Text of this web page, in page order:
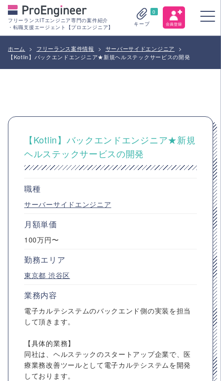
フリーランスITエンジニア専門の案件紹介
・転職支援エージェント【プロエンジニア】
0
キープ
ホーム > フリーランス案件情報 > サーバーサイドエンジニア
>
【Kotlin】バックエンドエンジニア★新規ヘルステックサービスの開発
【Kotlin】バックエンドエンジニア★新規
ヘルステックサービスの開発
職種
サーバーサイドエンジニア
月額単価
100万円〜
勤務エリア
東京都 渋谷区
業務内容
電子カルテシステムのバックエンド側の実装を担当
して頂きます。
【具体的業務】
同社は、ヘルステックのスタートアップ企業で、医
療業務改善ツールとして電子カルテシステムを開発
しております。